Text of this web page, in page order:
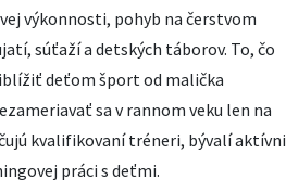
výkonnosti, pohyb na čerstvom
súťaží a detských táborov. To, čo
deťom šport od malička
sa v rannom veku len na
kvalifikovaní tréneri, bývalí aktívni
práci s deťmi.